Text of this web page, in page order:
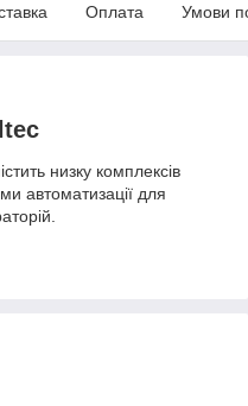
Оплата Умови
низку комплексів
автоматизації для